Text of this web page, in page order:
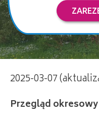
2025-03-07
Przegląd okresowy a